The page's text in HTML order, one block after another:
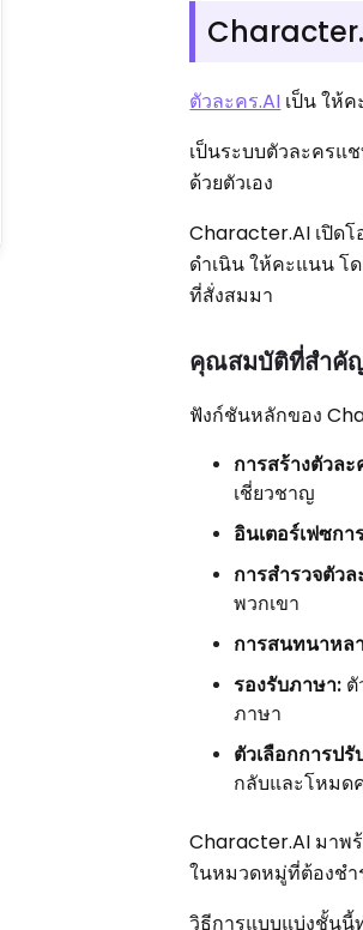
ตัวละคร.AI เป็น ให้
เป็นระบบตัวละครแ
ด้วยตัวเอง
Character.AI เปิด
ดำเนิน ให้คะแนน โ
ที่สั่งสมมา
คุณสมบัติที่สำคั
ฟังก์ชันหลักของ
การสร้างตัวละ
เชี่ยวชาญ
อินเตอร์เฟซก
การสำรวจตัว
พวกเขา
การสนทนาหล
รองรับภาษา:
ภาษา
ตัวเลือกการปรั
กลับและโหมด
Character.AI มาพ
ในหมวดหมู่ที่ต้องชำ
วิธีการแบบแบ่งชั้นนี้